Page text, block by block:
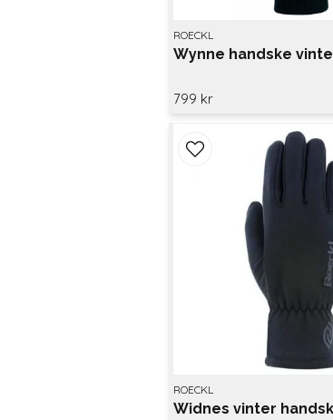
ROECKL
Wynne handske
799 kr
ROECKL
Widnes vinter